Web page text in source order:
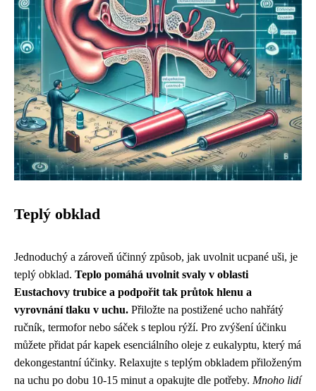
Teplý obklad
Jednoduchý a zároveň účinný způsob, jak uvolnit ucpané uši, je
teplý obklad. Teplo pomáhá uvolnit svaly v oblasti
Eustachovy trubice a podpořit tak průtok hlenu a
vyrovnání tlaku v uchu. Přiložte na postižené ucho nahřátý
ručník, termofor nebo sáček s teplou rýží. Pro zvýšení účinku
můžete přidat pár kapek esenciálního oleje z eukalyptu, který má
dekongestantní účinky. Relaxujte s teplým obkladem přiloženým
na uchu po dobu 10-15 minut a opakujte dle potřeby. Mnoho lidí